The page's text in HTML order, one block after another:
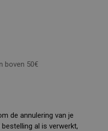
boven 50€
de annulering van je
al is verwerkt,